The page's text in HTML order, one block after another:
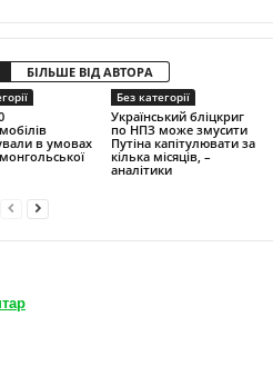
БІЛЬШЕ ВІД АВТОРА
в умовах
Без категорії
Український бліцкриг
по НПЗ може змусити
Путіна капітулювати за
кілька місяців, –
аналітики